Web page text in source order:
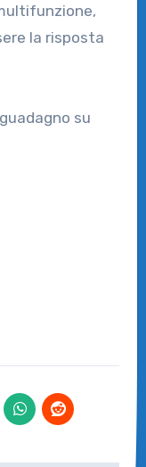
la risposta
su